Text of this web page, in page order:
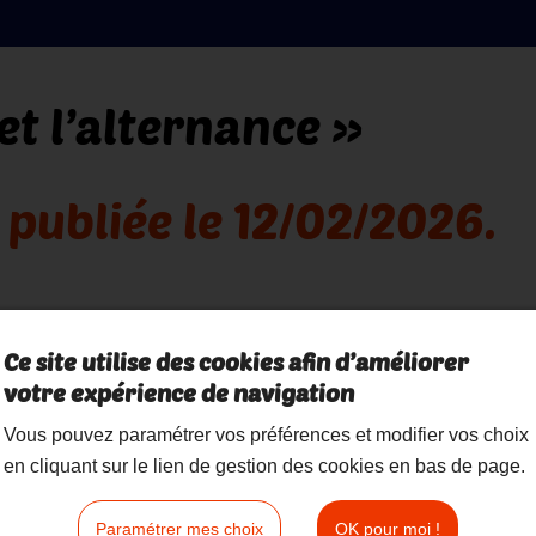
l’alternance »
le 12/02/2026.
le 13/02/2026 à 11:57
une proposition d'embauche à l'issue de leurs
selon une étude Odoxa publiée le 12/02/2026.
d528e43f448175e8d501151dd20290b8/etude-
Ce site utilise des cookies afin d’améliorer
votre expérience de navigation
Vous pouvez paramétrer vos préférences et modifier vos choix
en cliquant sur le lien de gestion des cookies en bas de page.
Paramétrer mes choix OK pour moi !